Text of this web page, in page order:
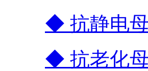
◆ 抗静电
◆ 抗老化